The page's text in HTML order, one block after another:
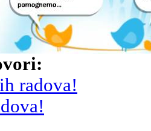
radova!